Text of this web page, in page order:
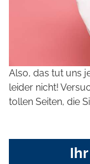
Also, das tut uns
leider nicht!
tollen Seiten, die